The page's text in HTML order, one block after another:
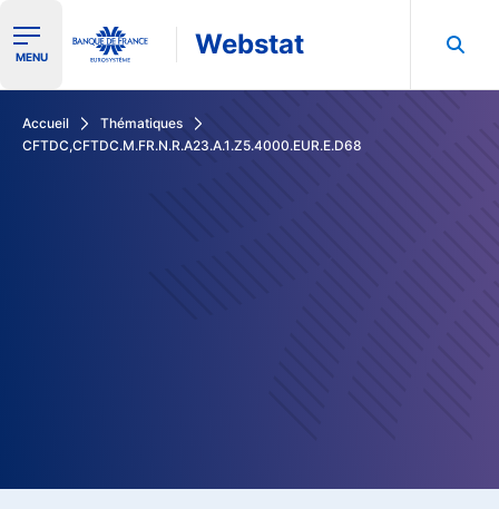
Ouvrir le menu de navigation
MENU Webstat
Accueil
Thématiques
CFTDC,CFTDC.M.FR.N.R.A23.A.1.Z5.4000.EUR.E.D68